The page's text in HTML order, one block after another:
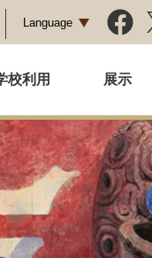
Language
校利用 展示